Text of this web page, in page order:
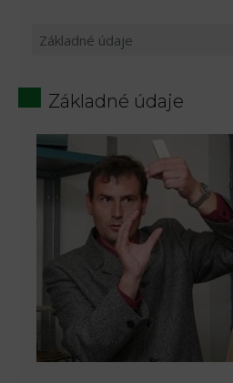
Základné údaje